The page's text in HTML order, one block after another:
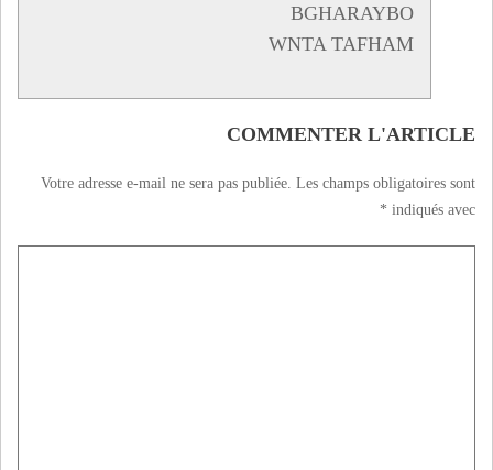
BGHARAYBO
WNTA TAFHAM
COMMENTER L'ARTICLE
Votre adresse e-mail ne sera pas publiée. Les champs obligatoires sont
indiqués avec
*